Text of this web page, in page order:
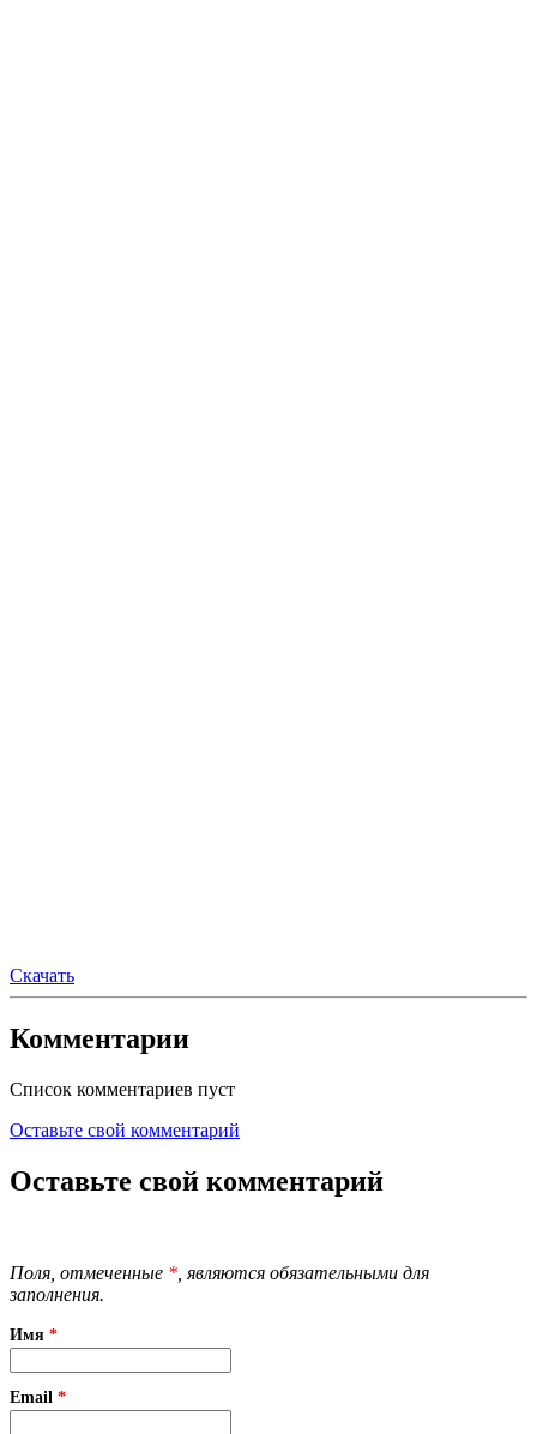
Скачать
Комментарии
Список комментариев пуст
Оставьте свой комментарий
Оставьте свой комментарий
Поля, отмеченные * , являются обязательными для
заполнения.
Имя *
Email *